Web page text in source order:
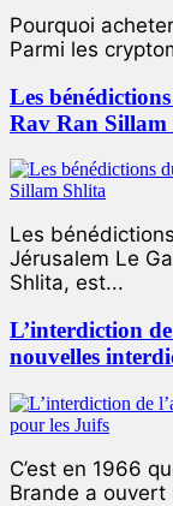
Pourquoi
Parmi les
Les
Rav Ran Sillam
Les
Jérusalem Le
Shlita, est...
L’interdiction
nouvelles
C’est en 1966
Brande a ouvert